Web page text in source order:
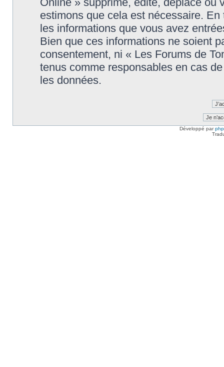
estimons que cela est nécessaire.
les informations que vous avez
Bien que ces informations ne soient
consentement, ni « Les Forums de
tenus comme responsables en cas
les données.
Développé par